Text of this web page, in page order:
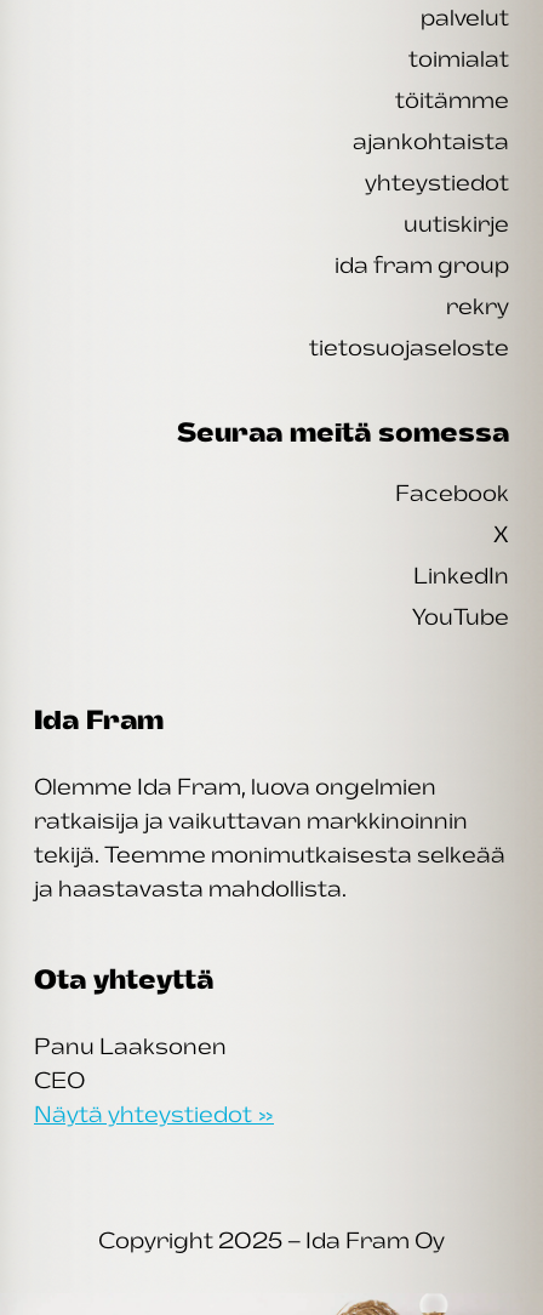
palvelut
toimialat
töitämme
ajankohtaista
yhteystiedot
uutiskirje
ida fram group
rekry
tietosuojaseloste
Seuraa meitä somessa
Facebook
X
LinkedIn
YouTube
Ida Fram
Olemme Ida Fram, luova ongelmien
ratkaisija ja vaikuttavan markkinoinnin
tekijä. Teemme monimutkaisesta selkeää
ja haastavasta mahdollista.
Ota yhteyttä
Panu Laaksonen
CEO
Näytä yhteystiedot »
Copyright 2025 – Ida Fram Oy